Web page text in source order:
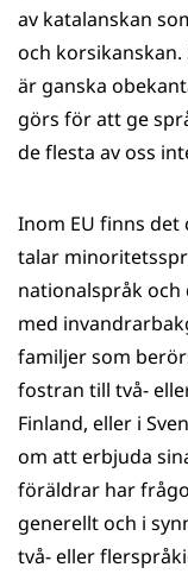
av katalanskan
och
är ganska
görs för att ge
de flesta av oss
Inom EU finns
talar
nationalspråk
med
familjer som
fostran till två-
Finland, eller i
om att erbjuda
föräldrar har
generellt och i
två- eller